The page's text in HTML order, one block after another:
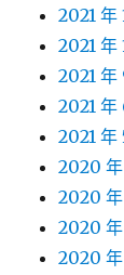
2021 年
2021 年
2021 年
2021 年
2021 年
2020 年
2020 年
2020 年
2020 年